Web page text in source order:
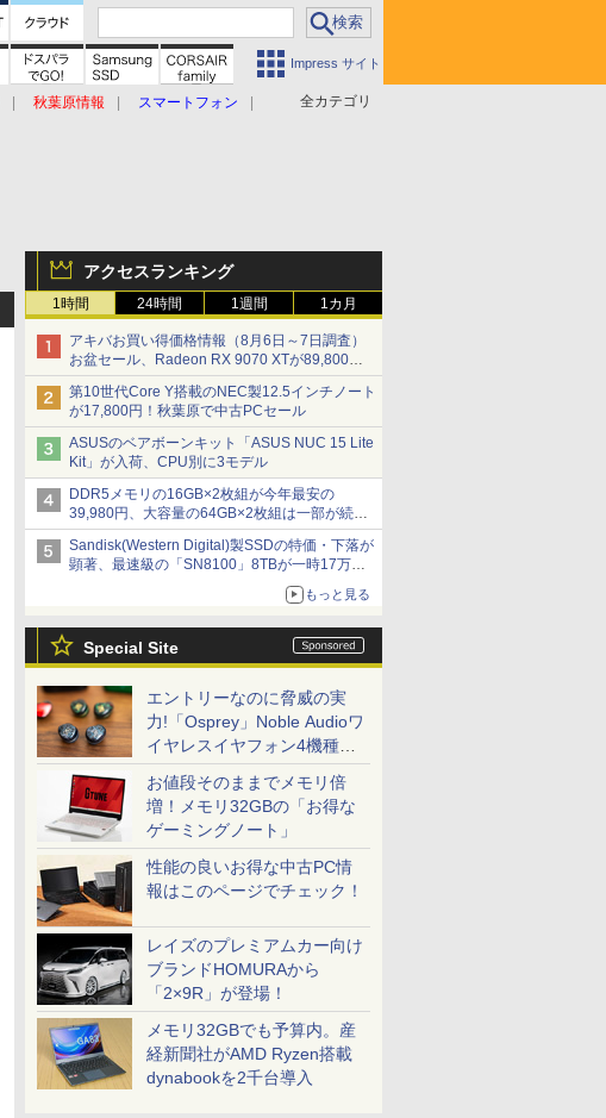
Impress サイト
全カテゴリ
秋葉原情報
スマートフォン
アクセスランキング
1時間 24時間 1週間 1カ月
アキバお買い得価格情報（8月6日～7日調査）
お盆セール、Radeon RX 9070 XTが89,800
円、水平周波数24.8kHz対応の17型モニターが
9,801円、暑さ指数連動セール ほか
第10世代Core Y搭載のNEC製12.5インチノート
が17,800円！秋葉原で中古PCセール
ASUSのベアボーンキット「ASUS NUC 15 Lite
Kit」が入荷、CPU別に3モデル
DDR5メモリの16GB×2枚組が今年最安の
39,980円、大容量の64GB×2枚組は一部が続騰
[8月前半のメモリ価格]
Sandisk(Western Digital)製SSDの特価・下落が
顕著、最速級の「SN8100」8TBが一時17万円
もっと見る
Special Site
エントリーなのに脅威の実
力!「Osprey」Noble Audioワ
イヤレスイヤフォン4機種を
一気に聴く
お値段そのままでメモリ倍
増！メモリ32GBの「お得な
ゲーミングノート」
性能の良いお得な中古PC情
報はこのページでチェック！
レイズのプレミアムカー向け
ブランドHOMURAから
「2×9R」が登場！
メモリ32GBでも予算内。産
経新聞社がAMD Ryzen搭載
dynabookを2千台導入